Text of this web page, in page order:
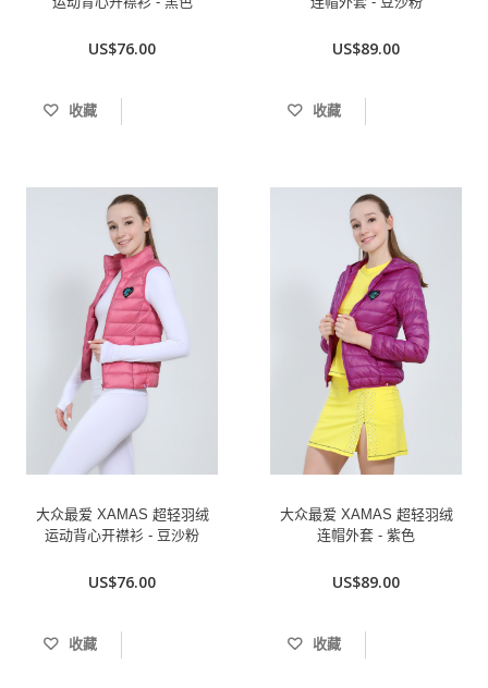
US$76.00
收藏
US$89.00
收藏
大众最爱 XAMAS 超轻羽绒
运动背心开襟衫 - 豆沙粉
US$76.00
收藏
大众最爱 XAMAS 超轻羽绒
连帽外套 - 紫色
US$89.00
收藏